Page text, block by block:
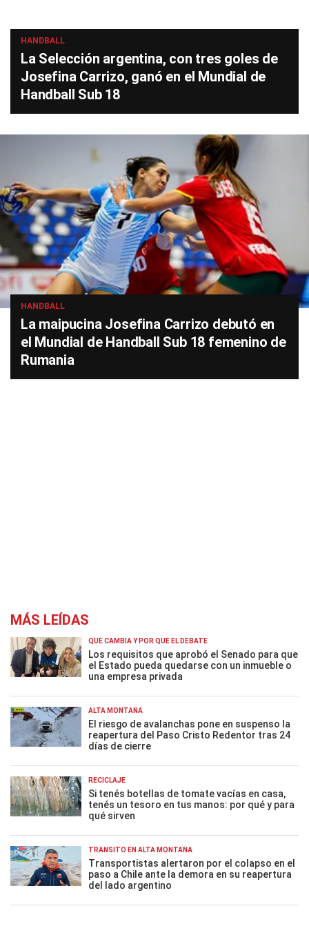
HANDBALL
La Selección argentina, con tres goles de
Josefina Carrizo, ganó en el Mundial de
Handball Sub 18
HANDBALL
La maipucina Josefina Carrizo debutó en
el Mundial de Handball Sub 18 femenino de
Rumania
MÁS LEÍDAS
QUÉ CAMBIA Y POR QUÉ EL DEBATE
Los requisitos que aprobó el Senado para que
el Estado pueda quedarse con un inmueble o
una empresa privada
ALTA MONTAÑA
El riesgo de avalanchas pone en suspenso la
reapertura del Paso Cristo Redentor tras 24
días de cierre
RECICLAJE
Si tenés botellas de tomate vacías en casa,
tenés un tesoro en tus manos: por qué y para
qué sirven
TRÁNSITO EN ALTA MONTAÑA
Transportistas alertaron por el colapso en el
paso a Chile ante la demora en su reapertura
del lado argentino